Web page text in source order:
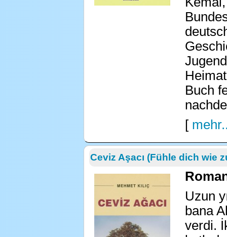
Buch
[
Ceviz Aşacı (Fühle dich wie
Uzun
bana
verdi.